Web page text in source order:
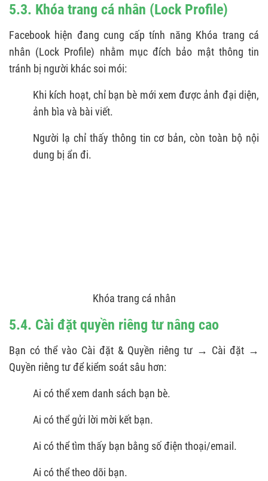
5.3. Khóa trang cá nhân (Lock Profile)
Facebook hiện đang cung cấp tính năng Khóa trang cá
nhân (Lock Profile) nhằm mục đích bảo mật thông tin
tránh bị người khác soi mói:
Khi kích hoạt, chỉ bạn bè mới xem được ảnh đại diện,
ảnh bìa và bài viết.
Người lạ chỉ thấy thông tin cơ bản, còn toàn bộ nội
dung bị ẩn đi.
Khóa trang cá nhân
5.4. Cài đặt quyền riêng tư nâng cao
Bạn có thể vào Cài đặt & Quyền riêng tư → Cài đặt →
Quyền riêng tư để kiểm soát sâu hơn:
Ai có thể xem danh sách bạn bè.
Ai có thể gửi lời mời kết bạn.
Ai có thể tìm thấy bạn bằng số điện thoại/email.
Ai có thể theo dõi bạn.